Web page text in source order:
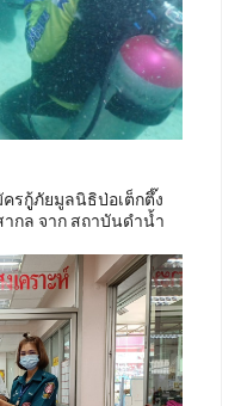
รกูู้ภัยมูลนิธิป่อเต็กตึ๊ง
กล จาก สถาบันดำน้ำ